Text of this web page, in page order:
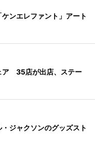
ンエレファント」アート
ア 35店が出店、ステー
ジャクソンのグッズスト